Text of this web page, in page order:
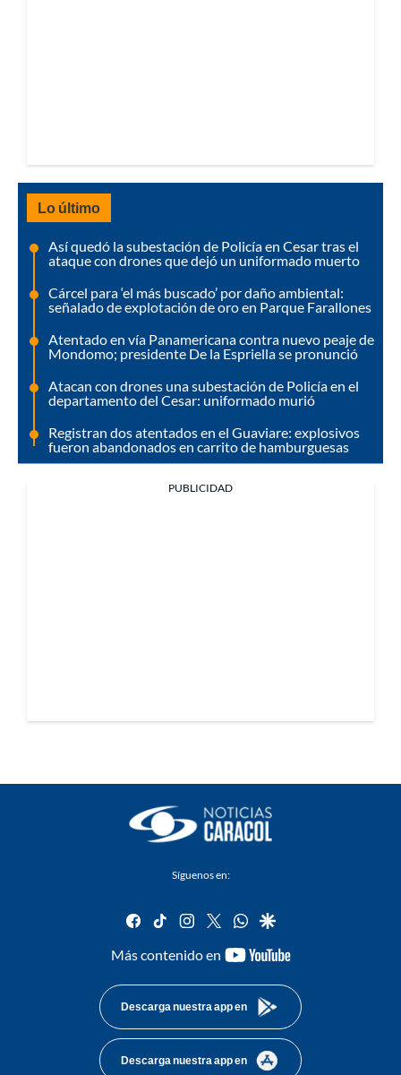
Lo último
Así quedó la subestación de Policía en Cesar tras el
ataque con drones que dejó un uniformado muerto
Cárcel para ‘el más buscado’ por daño ambiental:
señalado de explotación de oro en Parque Farallones
Atentado en vía Panamericana contra nuevo peaje de
Mondomo; presidente De la Espriella se pronunció
Atacan con drones una subestación de Policía en el
departamento del Cesar: uniformado murió
Registran dos atentados en el Guaviare: explosivos
fueron abandonados en carrito de hamburguesas
PUBLICIDAD
Síguenos en:
facebook
tiktok instagram
twitterwhatsapp
google
Más contenido en
youtube-
Descarga nuestra app en
Descarga nuestra app en